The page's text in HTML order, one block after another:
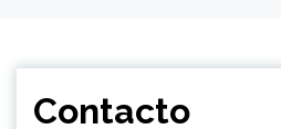
Contacto